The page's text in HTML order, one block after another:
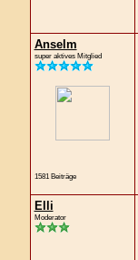
Anselm
super aktives Mitglied
1581 Beiträge
Elli
Moderator